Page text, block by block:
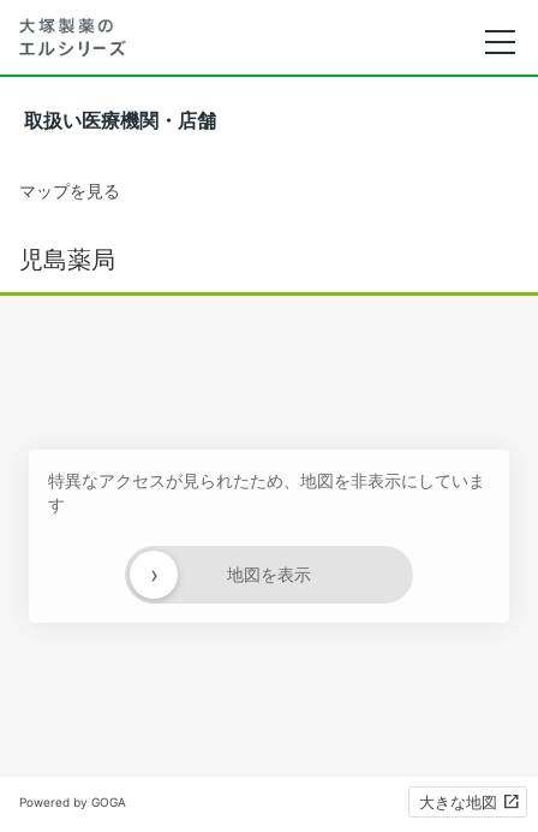
取扱い医療機関・店舗
マップを見る
児島薬局
特異なアクセスが見られたため、地図を非表示にしていま
す
地図を表示
›
Powered by GOGA 大きな地図